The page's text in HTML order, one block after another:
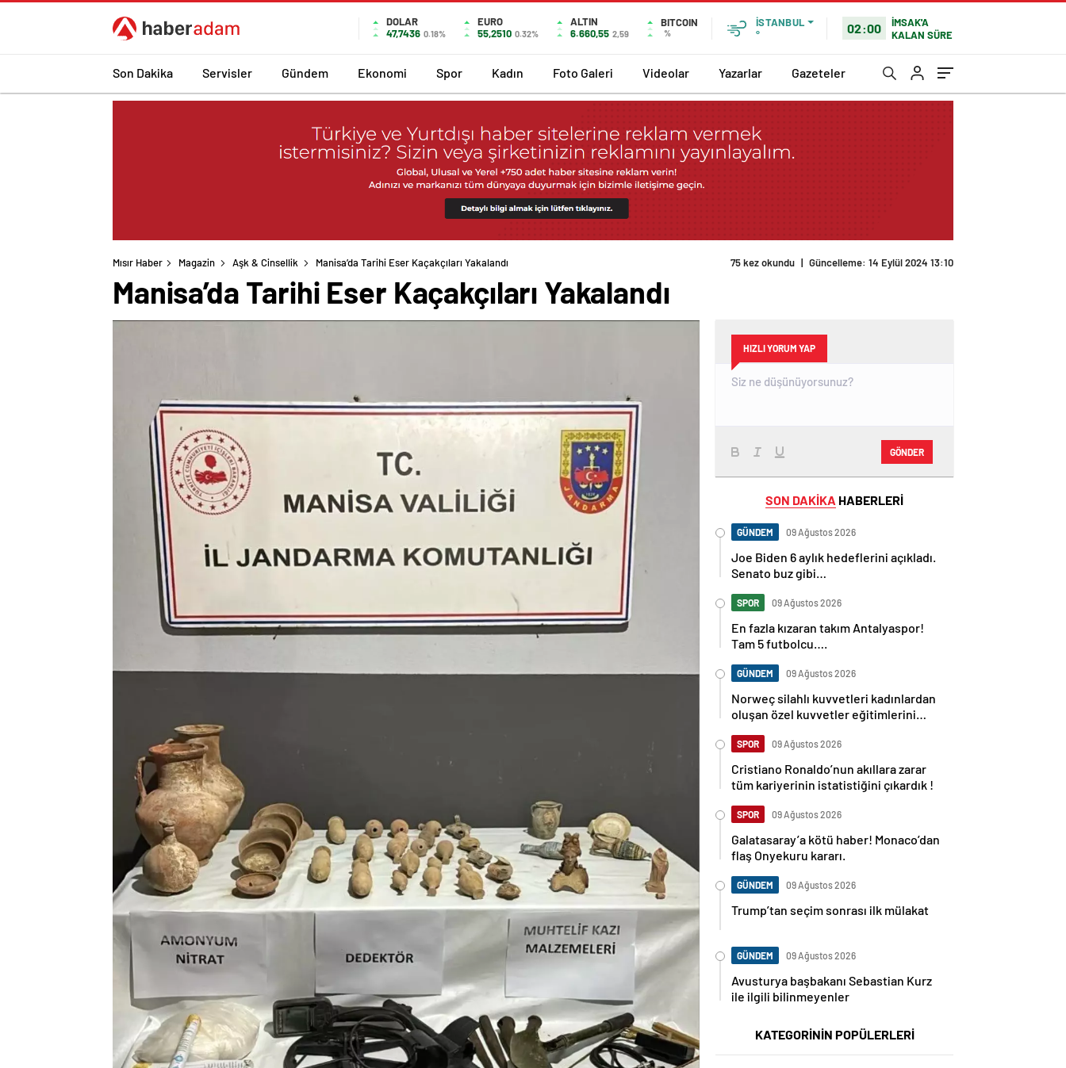
DOLAR
47,7436 0.18%
EURO
55,2510 0.32%
ALTIN
6.660,55 2,59
BITCOIN
%
İSTANBUL
°
02:00
İMSAK'A
KALAN SÜRE
Son Dakika Servisler Gündem Ekonomi Spor Kadın Foto Galeri Videolar Yazarlar Gazeteler
Mısır Haber Magazin Aşk & Cinsellik Manisa’da Tarihi Eser Kaçakçıları Yakalandı 75 kez okundu | Güncelleme: 14 Eylül 2024 13:10
Manisa’da Tarihi Eser Kaçakçıları Yakalandı
HIZLI YORUM YAP
GÖNDER
SON DAKİKA HABERLERİ
GÜNDEM 09 Ağustos 2026
Joe Biden 6 aylık hedeflerini açıkladı.
Senato buz gibi…
SPOR 09 Ağustos 2026
En fazla kızaran takım Antalyaspor!
Tam 5 futbolcu….
GÜNDEM 09 Ağustos 2026
Norweç silahlı kuvvetleri kadınlardan
oluşan özel kuvvetler eğitimlerini
SPOR 09 Ağustos 2026
Cristiano Ronaldo’nun akıllara zarar
tüm kariyerinin istatistiğini çıkardık !
SPOR 09 Ağustos 2026
Galatasaray’a kötü haber! Monaco’dan
flaş Onyekuru kararı.
GÜNDEM 09 Ağustos 2026
Trump’tan seçim sonrası ilk mülakat
GÜNDEM 09 Ağustos 2026
Avusturya başbakanı Sebastian Kurz
ile ilgili bilinmeyenler
KATEGORİNİN POPÜLERLERİ